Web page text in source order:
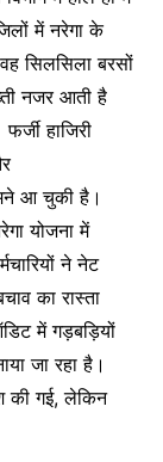
में नरेगा के
वह सिलसिला बरसों
नजर आती है
हाजिरी
आ चुकी है।
योजना में
ने नेट
का रास्ता
में गड़बड़ियों
जा रहा है।
की गई, लेकिन